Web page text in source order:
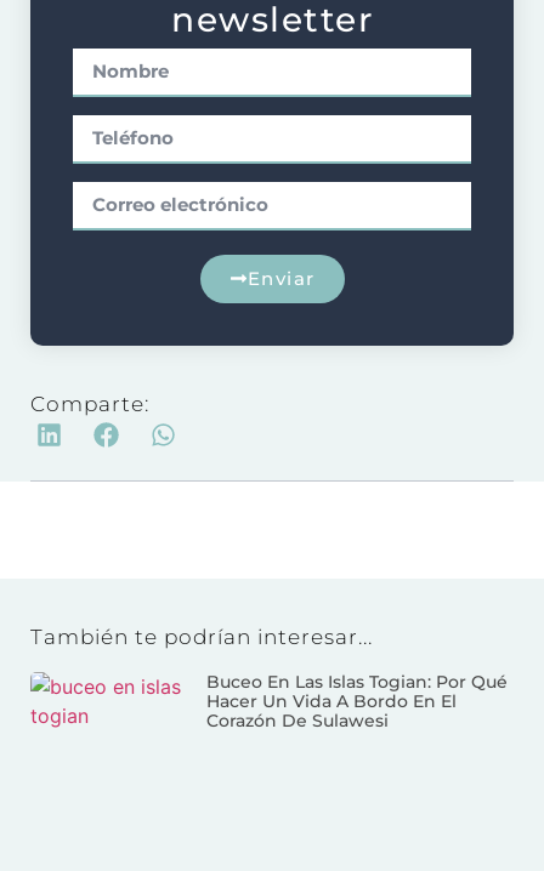
newsletter
Enviar
Comparte:
También te podrían interesar...
Buceo En Las Islas Togian: Por Qué
Hacer Un Vida A Bordo En El
Corazón De Sulawesi